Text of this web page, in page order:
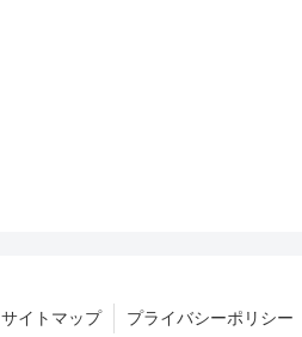
サイトマップ プライバシーポリシー